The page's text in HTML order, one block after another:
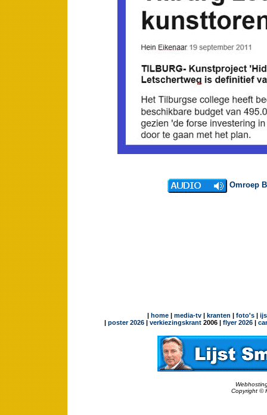
Omroep
| home| media-tv| kranten | foto's|
| poster 2026| verkiezingskrant2006 |flyer 2026|
Copyright ©